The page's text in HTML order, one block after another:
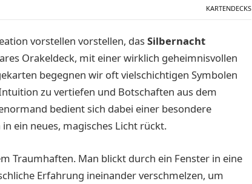
KARTENDECKS
vorstellen vorstellen, dasSilbernacht
Orakeldeck, mit einer wirklich geheimnisvollen
begegnen wir oft vielschichtigen Symbolen
zu vertiefen und Botschaften aus dem
bedient sich dabei einer besondere
ein neues, magisches Licht rückt.
Traumhaften. Man blickt durch ein Fenster in eine
Erfahrung ineinander verschmelzen, um